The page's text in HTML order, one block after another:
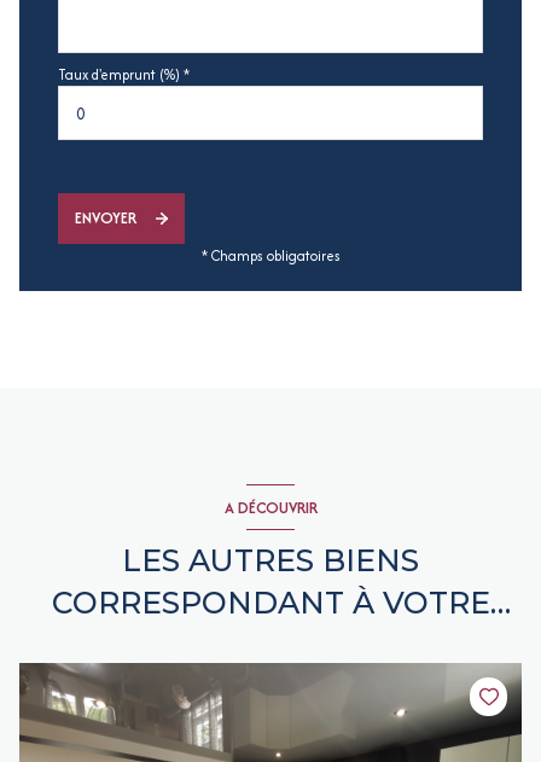
Taux d'emprunt (%) *
ENVOYER
* Champs obligatoires
A DÉCOUVRIR
LES AUTRES BIENS
CORRESPONDANT À VOTRE